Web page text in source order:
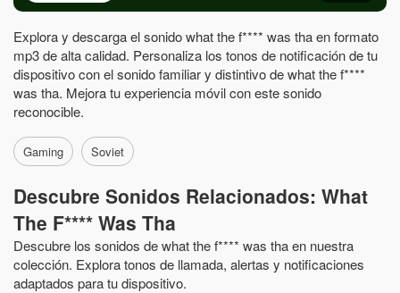
Explora y descarga el sonido what the f**** was tha en formato
mp3 de alta calidad. Personaliza los tonos de notificación de tu
dispositivo con el sonido familiar y distintivo de what the f****
was tha. Mejora tu experiencia móvil con este sonido
reconocible.
Gaming Soviet
Descubre Sonidos Relacionados: What
The F**** Was Tha
Descubre los sonidos de what the f**** was tha en nuestra
colección. Explora tonos de llamada, alertas y notificaciones
adaptados para tu dispositivo.